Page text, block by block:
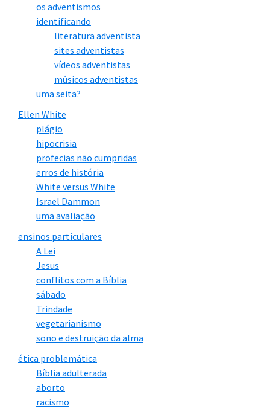
os adventismos
identificando
literatura adventista
sites adventistas
vídeos adventistas
músicos adventistas
uma seita?
Ellen White
plágio
hipocrisia
profecias não cumpridas
erros de história
White versus White
Israel Dammon
uma avaliação
ensinos particulares
A Lei
Jesus
conflitos com a Bíblia
sábado
Trindade
vegetarianismo
sono e destruição da alma
ética problemática
Bíblia adulterada
aborto
racismo